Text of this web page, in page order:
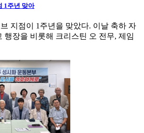
1주년 맞아
지점이 1주년을 맞았다. 이날 축하 자
행장을 비롯해 크리스틴 오 전무, 제임